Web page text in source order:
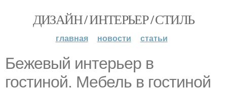
ДИЗАЙН / ИНТЕРЬЕР / СТИЛЬ
главная новости статьи
Бежевый интерьер в
гостиной. Мебель в гостиной